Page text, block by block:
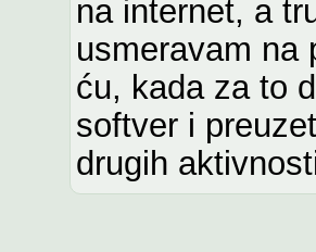
na internet, a
usmeravam na
ću, kada za to
softver i
drugih